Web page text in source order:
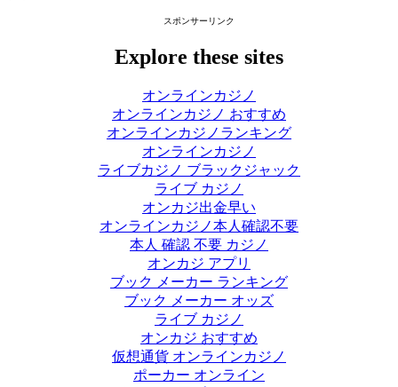
スポンサーリンク
Explore these sites
オンラインカジノ
オンラインカジノ おすすめ
オンラインカジノランキング
オンラインカジノ
ライブカジノ ブラックジャック
ライブ カジノ
オンカジ出金早い
オンラインカジノ本人確認不要
本人 確認 不要 カジノ
オンカジ アプリ
ブック メーカー ランキング
ブック メーカー オッズ
ライブ カジノ
オンカジ おすすめ
仮想通貨 オンラインカジノ
ポーカー オンライン